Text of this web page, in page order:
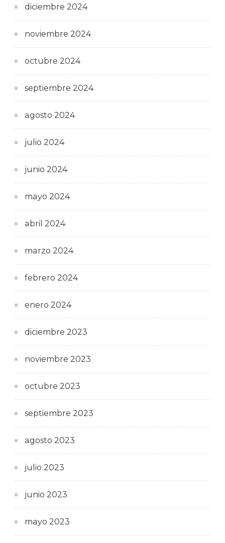
diciembre 2024
noviembre 2024
octubre 2024
septiembre 2024
agosto 2024
julio 2024
junio 2024
mayo 2024
abril 2024
marzo 2024
febrero 2024
enero 2024
diciembre 2023
noviembre 2023
octubre 2023
septiembre 2023
agosto 2023
julio 2023
junio 2023
mayo 2023